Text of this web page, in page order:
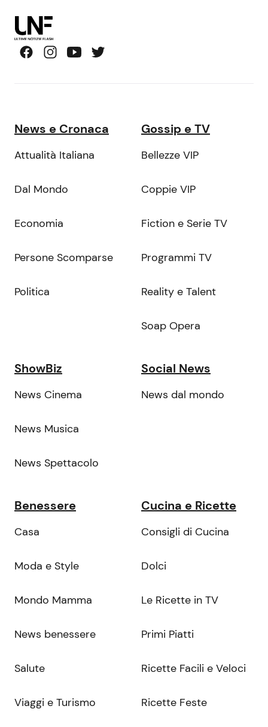
News e Cronaca
Attualità Italiana
Dal Mondo
Economia
Persone Scomparse
Politica
Gossip e TV
Bellezze VIP
Coppie VIP
Fiction e Serie TV
Programmi TV
Reality e Talent
Soap Opera
ShowBiz
News Cinema
News Musica
News Spettacolo
Social News
News dal mondo
Benessere
Casa
Moda e Style
Mondo Mamma
News benessere
Salute
Viaggi e Turismo
Cucina e Ricette
Consigli di Cucina
Dolci
Le Ricette in TV
Primi Piatti
Ricette Facili e Veloci
Ricette Feste